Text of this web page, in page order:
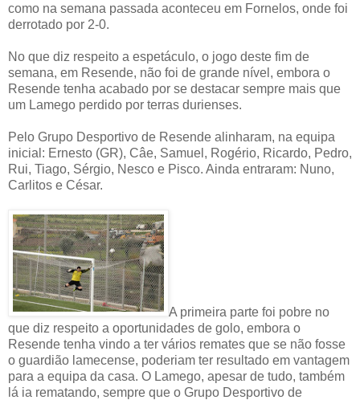
como na semana passada aconteceu em Fornelos, onde foi
derrotado por 2-0.
No que diz respeito a espetáculo, o jogo deste fim de
semana, em Resende, não foi de grande nível, embora o
Resende tenha acabado por se destacar sempre mais que
um Lamego perdido por terras durienses.
Pelo Grupo Desportivo de Resende alinharam, na equipa
inicial: Ernesto (GR), Câe, Samuel, Rogério, Ricardo, Pedro,
Rui, Tiago, Sérgio, Nesco e Pisco. Ainda entraram: Nuno,
Carlitos e César.
A primeira parte foi pobre no
que diz respeito a oportunidades de golo, embora o
Resende tenha vindo a ter vários remates que se não fosse
o guardião lamecense, poderiam ter resultado em vantagem
para a equipa da casa. O Lamego, apesar de tudo, também
lá ia rematando, sempre que o Grupo Desportivo de